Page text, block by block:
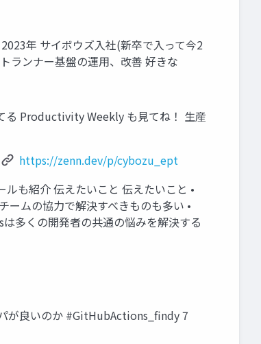
年 サイボウズ入社(新卒で入って今2
ランナー基盤の運用、改善 好きな
る Productivity Weekly も見てね！ 生産
https://zenn.dev/p/cybozu_ept
も紹介 伝えたいこと 伝えたいこと •
ムの協力で解決すべきものも多い •
多くの開発者の共通の悩みを解決する
が良いのか #GitHubActions_findy 7